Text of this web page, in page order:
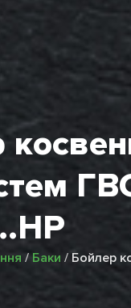
/ Баки / Бойлер